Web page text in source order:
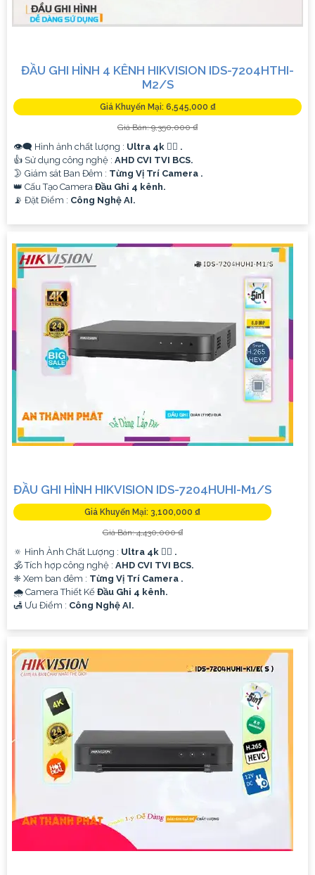
ĐẦU GHI HÌNH 4 KÊNH HIKVISION IDS-7204HTHI-
M2/S
Giá Khuyến Mại: 6,545,000 ₫
Giá Bán: 9,350,000 ₫
👁️‍🗨 Hình ảnh chất lượng : Ultra 4k 👍🏾 .
👍 Sử dụng công nghệ : AHD CVI TVI BCS.
🌛 Giám sát Ban Đêm : Từng Vị Trí Camera .
👑 Cấu Tạo Camera Đầu Ghi 4 kênh.
️📡 Đặt Điểm : Công Nghệ AI.
ĐẦU GHI HÌNH HIKVISION IDS-7204HUHI-M1/S
Giá Khuyến Mại: 3,100,000 ₫
Giá Bán: 4,430,000 ₫
🔅 Hình Ành Chất Lượng : Ultra 4k 👍🏾 .
🕉️ Tích hợp công nghệ : AHD CVI TVI BCS.
❈ Xem ban đêm : Từng Vị Trí Camera .
🌧️ Camera Thiết Kế Đầu Ghi 4 kênh.
️🛃 Ưu Điểm : Công Nghệ AI.